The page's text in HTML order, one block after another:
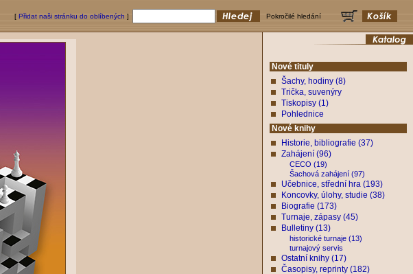
[ Přidat naši stránku do oblíbených ] Pokročilé hledání
Nové tituly
Šachy, hodiny (8)
Trička, suvenýry
Tiskopisy (1)
Pohlednice
Nové knihy
Historie, bibliografie (37)
Zahájení (96)
CECO (19)
Šachová zahájení (97)
Učebnice, střední hra (193)
Koncovky, úlohy, studie (38)
Biografie (173)
Turnaje, zápasy (45)
Bulletiny (13)
historické turnaje (13)
turnajový servis
Ostatní knihy (17)
Časopisy, reprinty (182)